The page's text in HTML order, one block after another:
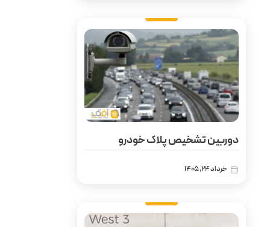
دوربین تشخیص پلاک خودرو
خرداد 24, 1405